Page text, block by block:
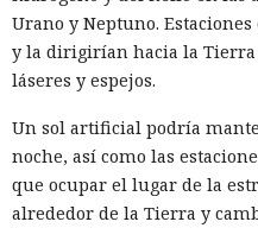
Urano y Neptuno.
y la dirigirían hacia la
láseres y espejos.
Un sol artificial podría
noche, así como las
que ocupar el lugar de la
alrededor de la Tierra y